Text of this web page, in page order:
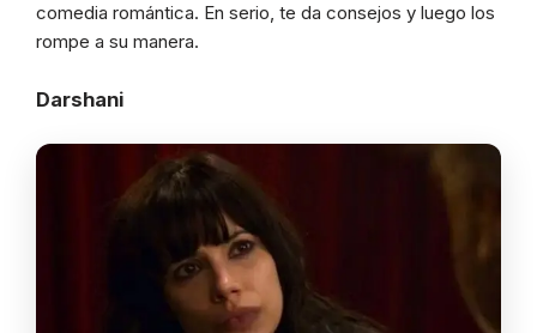
comedia romántica. En serio, te da consejos y luego los
rompe a su manera.
Darshani